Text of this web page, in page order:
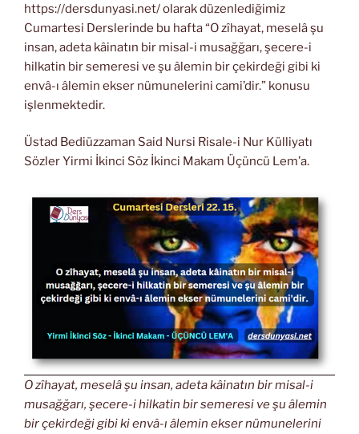
https://dersdunyasi.net/ olarak düzenlediğimiz
Cumartesi Derslerinde bu hafta “O zîhayat, meselâ şu
insan, adeta kâinatın bir misal-i musağğarı, şecere-i
hilkatin bir semeresi ve şu âlemin bir çekirdeği gibi ki
envâ-ı âlemin ekser nümunelerini cami’dir.” konusu
işlenmektedir.
Üstad Bediüzzaman Said Nursi Risale-i Nur Külliyatı
Sözler Yirmi İkinci Söz İkinci Makam Üçüncü Lem’a.
O zîhayat, meselâ şu insan, adeta kâinatın bir misal-i
musağğarı, şecere-i hilkatin bir semeresi ve şu âlemin
bir çekirdeği gibi ki envâ-ı âlemin ekser nümunelerini